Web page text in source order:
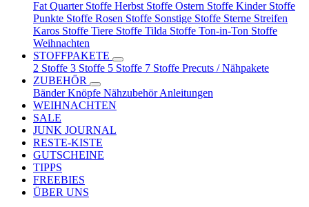
Fat Quarter Stoffe Herbst Stoffe Ostern Stoffe Kinder Stoffe
Punkte Stoffe Rosen Stoffe Sonstige Stoffe Sterne Streifen
Karos Stoffe Tiere Stoffe Tilda Stoffe Ton-in-Ton Stoffe
Weihnachten
STOFFPAKETE
2 Stoffe 3 Stoffe 5 Stoffe 7 Stoffe Precuts / Nähpakete
ZUBEHÖR
BänderKnöpfe NähzubehörAnleitungen
WEIHNACHTEN
SALE
JUNK JOURNAL
RESTE-KISTE
GUTSCHEINE
TIPPS
FREEBIES
ÜBER UNS